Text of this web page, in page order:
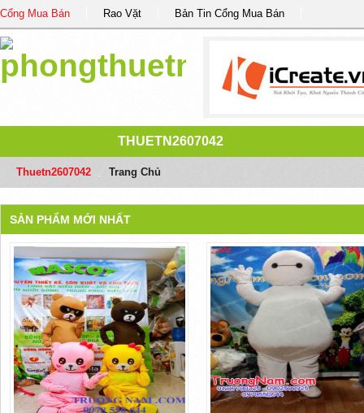
Cổng Mua Bán Rao Vặt Bản Tin Cổng Mua Bán
THUETN2607042
Thuetn2607042 Trang Chủ
SẢN PHẨM MỚI NHẤT